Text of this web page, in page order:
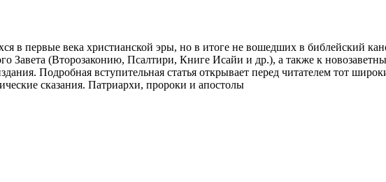
в первые века христианской эры, но в итоге не вошедших в библейский
Завета (Второзаконию, Псалтири, Книге Исайи и др.), а также к
Подробная вступительная статья открывает перед читателем тот
сказания. Патриархи, пророки и апостолы